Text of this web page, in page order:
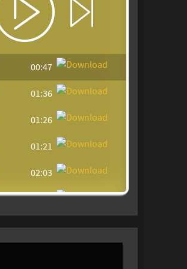
00:47
01:36
01:26
01:21
02:03
00:51
00:35